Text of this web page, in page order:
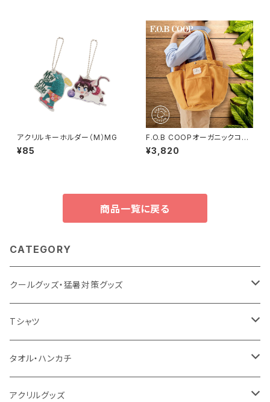
アクリルキーホルダー（M）MG
¥85
F.O.B COOPオーガニックコッ
トンガーデニングバッグ MG
¥3,820
商品一覧に戻る
CATEGORY
クールグッズ・猛暑対策グッズ
扇風機
うちわ
猛暑グッズ
Tシャツ
カスタムプリントTシャツ（国内プリント）
イージーオーダーTシャツ（海外生産）
タオル・ハンカチ
名入れタオル
アクリルグッズ